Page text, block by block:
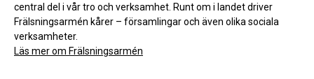
central del i vår tro och verksamhet. Runt om i landet driver
Frälsningsarmén kårer – församlingar och även olika sociala
verksamheter.
Läs mer om Frälsningsarmén